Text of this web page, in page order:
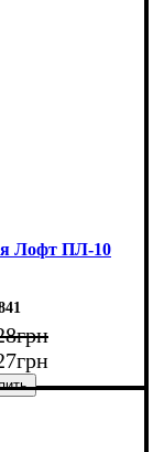
Лофт ПЛ-10
грн
грн